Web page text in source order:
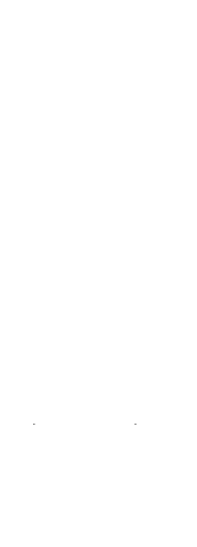
reservados